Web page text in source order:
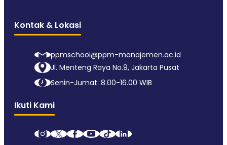
Kontak & Lokasi
ppmschool@ppm-manajemen.ac.id
Jl. Menteng Raya No.9, Jakarta Pusat
Senin-Jumat: 8.00-16.00 WIB
Ikuti Kami